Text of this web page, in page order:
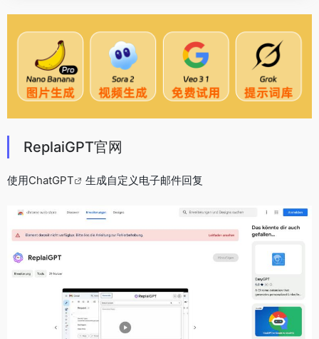
ReplaiGPT官网
使用ChatGPT 生成自定义电子邮件回复